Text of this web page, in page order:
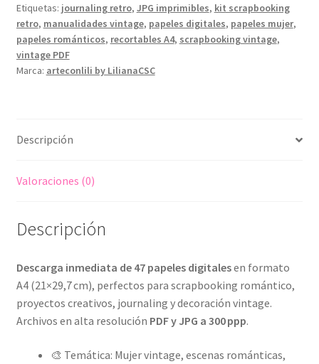
Digitales
para
Scrapbooking
Romántico
Etiquetas: journaling retro, JPG imprimibles, kit scrapbooking
retro, manualidades vintage, papeles digitales, papeles mujer,
papeles románticos, recortables A4, scrapbooking vintage,
vintage PDF
Marca: arteconlili by LilianaCSC
Descripción
Valoraciones (0)
Descripción
Descarga inmediata de 47 papeles digitalesen formato
A4 (21×29,7 cm), perfectos para scrapbooking romántico,
proyectos creativos, journaling y decoración vintage.
Archivos en alta resolución PDF y JPG a 300 ppp.
🎨 Temática: Mujer vintage, escenas románticas,